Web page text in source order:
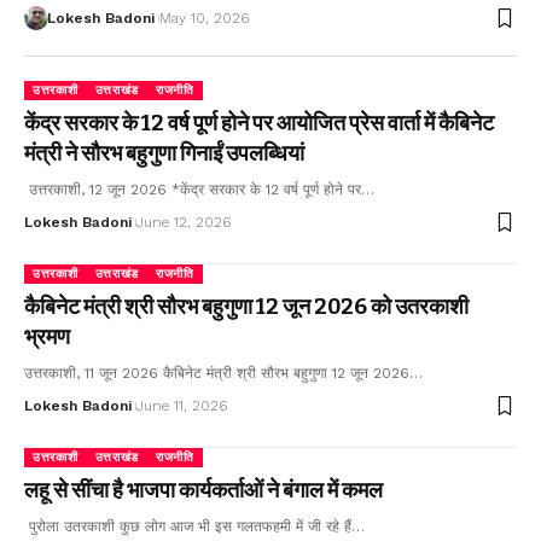
Lokesh Badoni May 10, 2026
उत्तरकाशी उत्तराखंड राजनीति
केंद्र सरकार के 12 वर्ष पूर्ण होने पर आयोजित प्रेस वार्ता में कैबिनेट
मंत्री ने सौरभ बहुगुणा गिनाईं उपलब्धियां
उत्तरकाशी, 12 जून 2026 *केंद्र सरकार के 12 वर्ष पूर्ण होने पर…
Lokesh Badoni June 12, 2026
उत्तरकाशी उत्तराखंड राजनीति
कैबिनेट मंत्री श्री सौरभ बहुगुणा 12 जून 2026 को उतरकाशी
भ्रमण
उत्तरकाशी, 11 जून 2026 कैबिनेट मंत्री श्री सौरभ बहुगुणा 12 जून 2026…
Lokesh Badoni June 11, 2026
उत्तरकाशी उत्तराखंड राजनीति
लहू से सींचा है भाजपा कार्यकर्ताओं ने बंगाल में कमल
पुरोला उतरकाशी कुछ लोग आज भी इस गलतफहमी में जी रहे हैं…